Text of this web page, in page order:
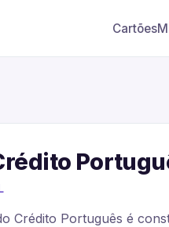
Cartões
Crédito Português é